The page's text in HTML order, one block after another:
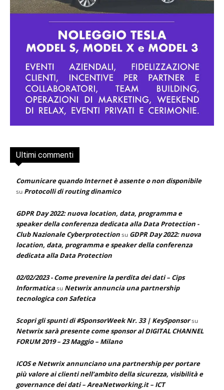
Ultimi commenti
Comunicare quando Internet è assente o non disponibile
su Protocolli di routing dinamico
GDPR Day 2022: nuova location, data, programma e
speaker della conferenza dedicata alla Data Protection -
Club Nazionale Cyberprotectionsu GDPR Day 2022: nuova
location, data, programma e speaker della conferenza
dedicata alla Data Protection
02/02/2023 - Come prevenire la perdita dei dati – Cips
Informaticasu Netwrix annuncia una partnership
tecnologica con Safetica
Scopri gli spunti di #SponsorWeek Nr. 33 | KeySponsorsu
Netwrix sarà presente come sponsor al DIGITAL CHANNEL
FORUM 2019 – 23 Maggio – Milano
ICOS e Netwrix annunciano una partnership per portare
più valore ai clienti nell’ambito della sicurezza, visibilità e
governance dei dati – AreaNetworking.it – ICT